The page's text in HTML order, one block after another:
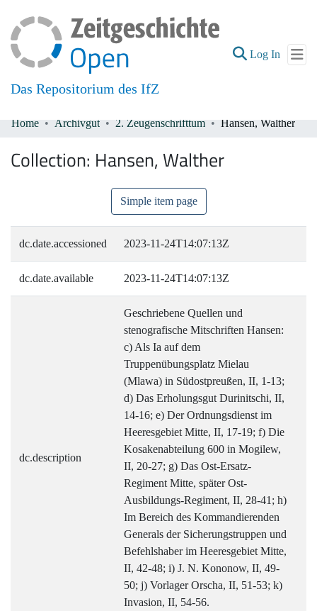
Das Repositorium des IfZ
Log In (current)
All of DSpace
Home Archivgut 2. Zeugenschrifttum Hansen, Walther
Collection: Hansen, Walther
Simple item page
dc.date.accessioned 2023-11-24T14:07:13Z
dc.date.available 2023-11-24T14:07:13Z
dc.description
Geschriebene Quellen und
stenografische Mitschriften Hansen:
c) Als Ia auf dem
Truppenübungsplatz Mielau
(Mlawa) in Südostpreußen, II, 1-13;
d) Das Erholungsgut Durinitschi, II,
14-16; e) Der Ordnungsdienst im
Heeresgebiet Mitte, II, 17-19; f) Die
Kosakenabteilung 600 in Mogilew,
II, 20-27; g) Das Ost-Ersatz-
Regiment Mitte, später Ost-
Ausbildungs-Regiment, II, 28-41; h)
Im Bereich des Kommandierenden
Generals der Sicherungstruppen und
Befehlshaber im Heeresgebiet Mitte,
II, 42-48; i) J. N. Kononow, II, 49-
50; j) Vorlager Orscha, II, 51-53; k)
Invasion, II, 54-56.